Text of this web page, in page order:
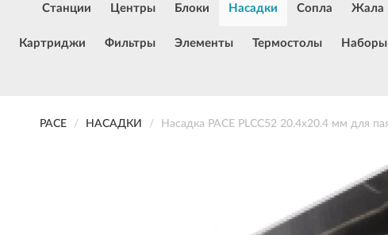
Станции Центры Блоки Насадки Сопла Жала
Картриджи Фильтры Элементы Термостолы Наборы
PACE НАСАДКИ Насадка PACE PLCC52 20.4x20.4 мм для